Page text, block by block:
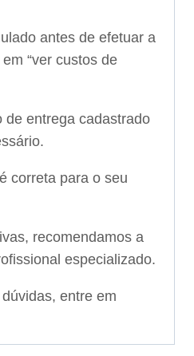
antes de efetuar a
“ver custos de
de entrega cadastrado
correta para o seu
recomendamos a
especializado.
entre em